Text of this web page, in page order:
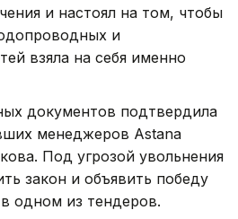
и настоял на том, чтобы
и
взяла на себя именно
документов подтвердила
менеджеров Astana
Под угрозой увольнения
закон и объявить победу
одном из тендеров.